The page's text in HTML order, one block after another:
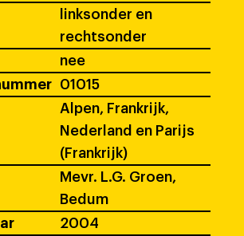
linksonder en
rechtsonder
nee
01015
Alpen, Frankrijk,
Nederland en Parijs
(Frankrijk)
Mevr. L.G. Groen,
Bedum
2004